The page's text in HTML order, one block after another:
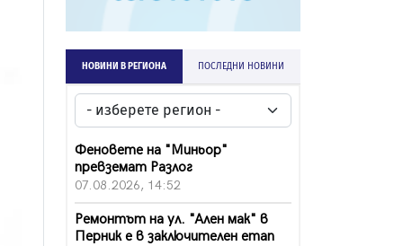
НОВИНИ В РЕГИОНА ПОСЛЕДНИ НОВИНИ
Феновете на "Миньор"
превземат Разлог
07.08.2026, 14:52
Ремонтът на ул. "Ален мак" в
Перник е в заключителен етап